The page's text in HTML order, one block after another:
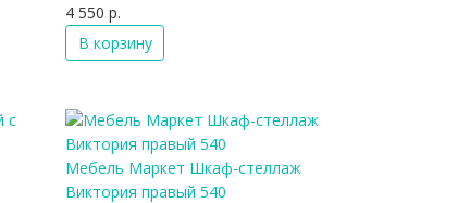
4 550 р.
В корзину
Мебель Маркет Шкаф-стеллаж
Виктория правый 540